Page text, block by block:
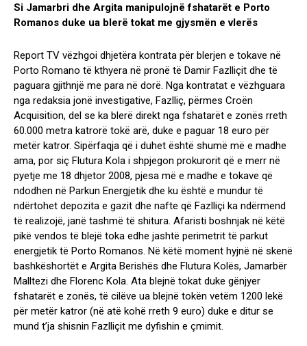
Si Jamarbri dhe Argita manipulojnë fshatarët e Porto
Romanos duke ua blerë tokat me gjysmën e vlerës
Report TV vëzhgoi dhjetëra kontrata për blerjen e tokave në
Porto Romano të kthyera në pronë të Damir Fazlliçit dhe të
paguara gjithnjë me para në dorë. Nga kontratat e vëzhguara
nga redaksia jonë investigative, Fazlliç, përmes Croën
Acquisition, del se ka blerë direkt nga fshatarët e zonës rreth
60.000 metra katrorë tokë arë, duke e paguar 18 euro për
metër katror. Sipërfaqja që i duhet është shumë më e madhe
ama, por siç Flutura Kola i shpjegon prokurorit që e merr në
pyetje me 18 dhjetor 2008, pjesa më e madhe e tokave që
ndodhen në Parkun Energjetik dhe ku është e mundur të
ndërtohet depozita e gazit dhe nafte që Fazlliçi ka ndërmend
të realizojë, janë tashmë të shitura. Afaristi boshnjak në këtë
pikë vendos të blejë toka edhe jashtë perimetrit të parkut
energjetik të Porto Romanos. Në këtë moment hyjnë në skenë
bashkëshortët e Argita Berishës dhe Flutura Kolës, Jamarbër
Malltezi dhe Florenc Kola. Ata blejnë tokat duke gënjyer
fshatarët e zonës, të cilëve ua blejnë tokën vetëm 1200 lekë
për metër katror (në atë kohë rreth 9 euro) duke e ditur se
mund t’ja shisnin Fazlliçit me dyfishin e çmimit.